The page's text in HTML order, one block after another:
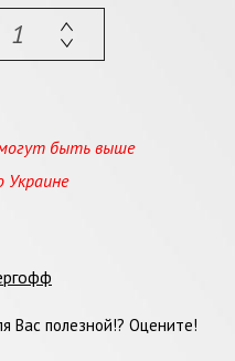
быть выше
Украине
Вас полезной!? Оцените!